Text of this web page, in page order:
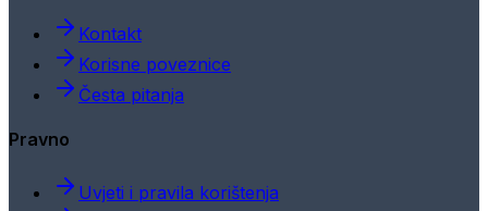
Kontakt
Korisne poveznice
Česta pitanja
Pravno
Uvjeti i pravila korištenja